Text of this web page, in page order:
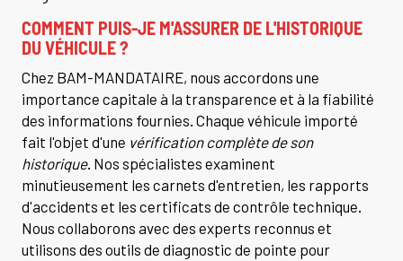
COMMENT PUIS-JE M'ASSURER DE L'HISTORIQUE
DU VÉHICULE ?
Chez BAM-MANDATAIRE, nous accordons une
importance capitale à la transparence et à la fiabilité
des informations fournies. Chaque véhicule importé
fait l'objet d'une vérification complète de son
historique. Nos spécialistes examinent
minutieusement les carnets d'entretien, les rapports
d'accidents et les certificats de contrôle technique.
Nous collaborons avec des experts reconnus et
utilisons des outils de diagnostic de pointe pour